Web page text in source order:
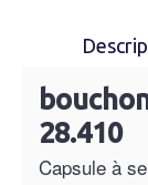
28.410
Capsule à